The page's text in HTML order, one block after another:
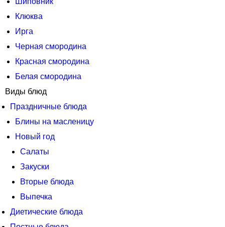
Клюква
Ирга
Черная смородина
Красная смородина
Белая смородина
Виды блюд
Праздничные блюда
Блины на масленицу
Новый год
Салаты
Закуски
Вторые блюда
Выпечка
Диетические блюда